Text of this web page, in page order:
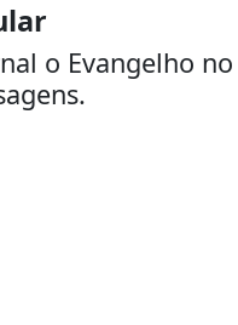
o Evangelho no